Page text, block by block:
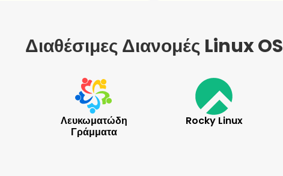
Διαθέσιμες Διανομές Linux OS
Λευκωματώδη
Γράμματα
Rocky Linux